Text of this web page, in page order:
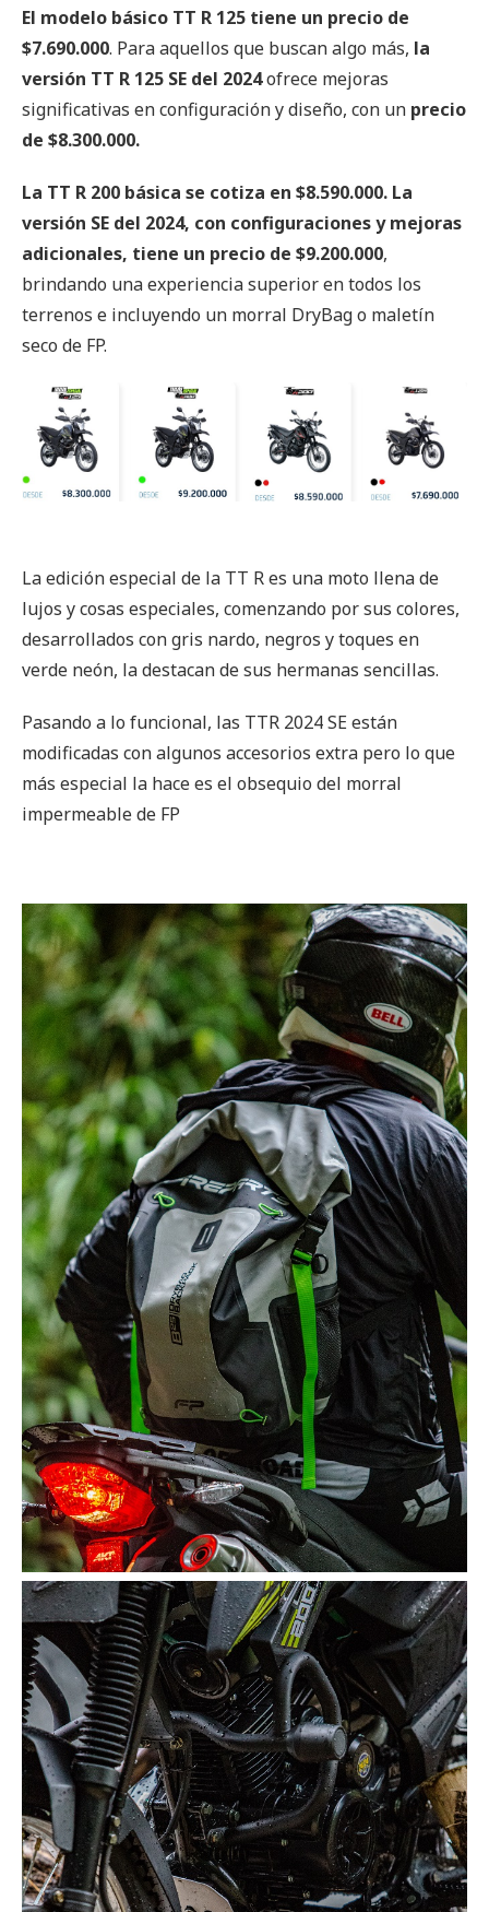
El modelo básico TT R 125 tiene un precio de
$7.690.000. Para aquellos que buscan algo más, la
versión TT R 125 SE del 2024ofrece mejoras
significativas en configuración y diseño, con un precio
de $8.300.000.
La TT R 200 básica se cotiza en $8.590.000. La
versión SE del 2024, con configuraciones y mejoras
adicionales, tiene un precio de $9.200.000,
brindando una experiencia superior en todos los
terrenos e incluyendo un morral DryBag o maletín
seco de FP.
La edición especial de la TT R es una moto llena de
lujos y cosas especiales, comenzando por sus colores,
desarrollados con gris nardo, negros y toques en
verde neón, la destacan de sus hermanas sencillas.
Pasando a lo funcional, las TTR 2024 SE están
modificadas con algunos accesorios extra pero lo que
más especial la hace es el obsequio del morral
impermeable de FP